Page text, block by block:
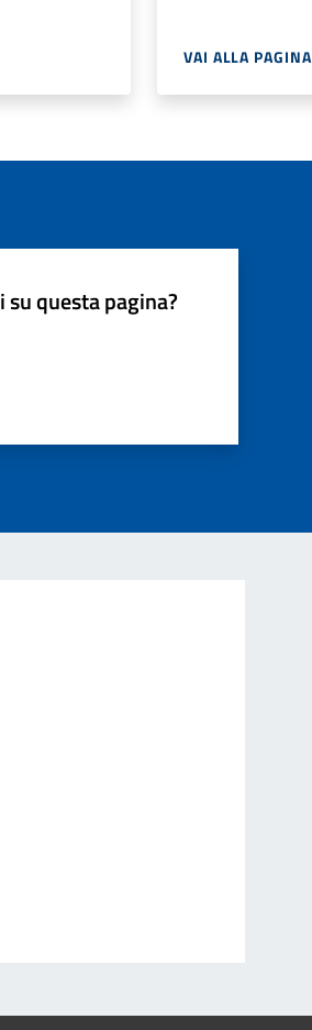
VAI ALLA PAGINA
questa pagina?